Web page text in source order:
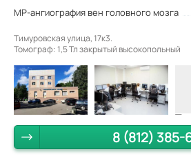
МР-ангиография вен головного мозга
Тимуровская улица, 17к3.
Томограф: 1,5 Тл закрытый высокопольный
8 (812) 385-